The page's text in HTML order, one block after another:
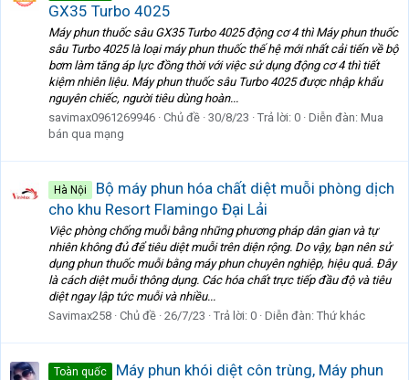
GX35 Turbo 4025
Máy phun thuốc sâu GX35 Turbo 4025 động cơ 4 thì Máy phun thuốc
sâu Turbo 4025 là loại máy phun thuốc thế hệ mới nhất cải tiến về bộ
bơm làm tăng áp lực đồng thời với việc sử dụng động cơ 4 thì tiết
kiệm nhiên liệu. Máy phun thuốc sâu Turbo 4025 được nhập khẩu
nguyên chiếc, người tiêu dùng hoàn...
savimax0961269946 Chủ đề 30/8/23 Trả lời: 0 Diễn đàn: Mua
bán qua mạng
Hà Nội
Bộ máy phun hóa chất diệt muỗi phòng dịch
cho khu Resort Flamingo Đại Lải
Việc phòng chống muỗi bằng những phương pháp dân gian và tự
nhiên không đủ để tiêu diệt muỗi trên diện rộng. Do vậy, bạn nên sử
dụng phun thuốc muỗi bằng máy phun chuyên nghiệp, hiệu quả. Đây
là cách diệt muỗi thông dụng. Các hóa chất trực tiếp đầu độ và tiêu
diệt ngay lập tức muỗi và nhiều...
Savimax258 Chủ đề 26/7/23 Trả lời: 0 Diễn đàn: Thứ khác
Toàn quốc
Máy phun khói diệt côn trùng, Máy phun